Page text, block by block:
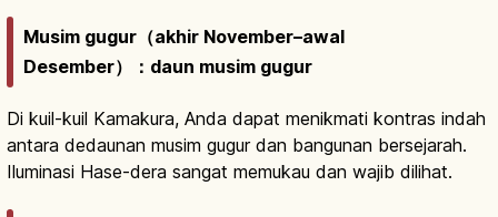
Musim gugur（akhir November–awal
Desember）：daun musim gugur
Di kuil-kuil Kamakura, Anda dapat menikmati kontras indah
antara dedaunan musim gugur dan bangunan bersejarah.
Iluminasi Hase-dera sangat memukau dan wajib dilihat.